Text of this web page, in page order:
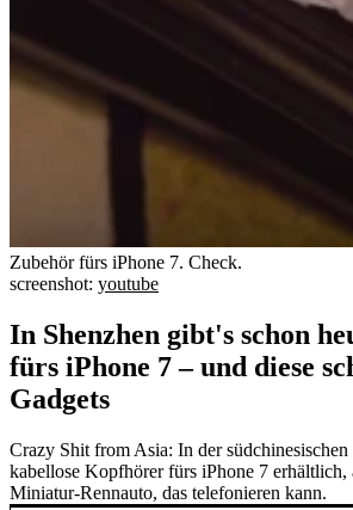
Zubehör fürs iPhone 7. Check.
screenshot: youtube
In Shenzhen gibt's schon
fürs iPhone 7 – und diese
Gadgets
Crazy Shit from Asia: In der
kabellose Kopfhörer fürs iPhone 7 erhältlich,
Miniatur-Rennauto, das telefonieren kann.